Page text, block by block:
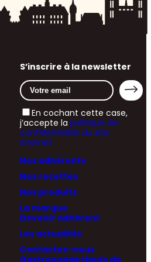
Nos adhérents
Nos recettes
Nos produits
La marque
Devenir adhérent
Les actualités
Contactez-nous
Gastronomie Hauts de
S’inscrire à la newsletter
En cochant cette case,
j’accepte la politique de
confidentialité du site
internet